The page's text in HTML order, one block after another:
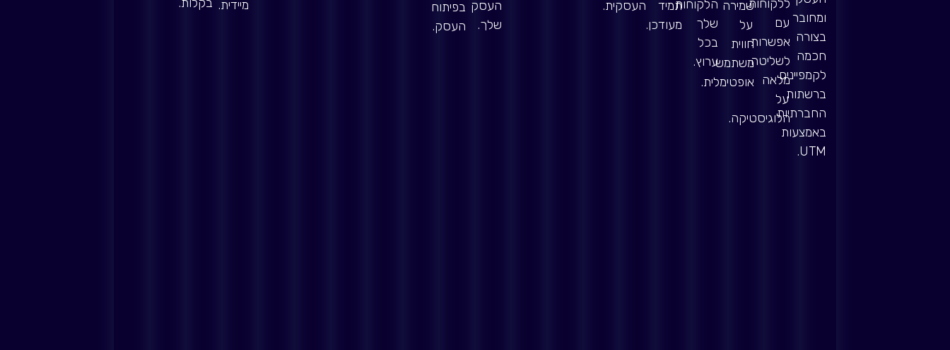
ומחובר
בצורה
חכמה
לקמפיינים
ברשתות
החברתיות
באמצעות
UTM.
ללקוחות,
עם
אפשרות
לשליטה
מלאה
על
הלוגיסטיקה.
שמירה
על
חווית
משתמש
אופטימלית.
הלקוחות
שלך
בכל
ערוץ.
תמיד
מעודכן.
העסקית.
העסק
שלך.
בפיתוח
העסק.
מיידית.